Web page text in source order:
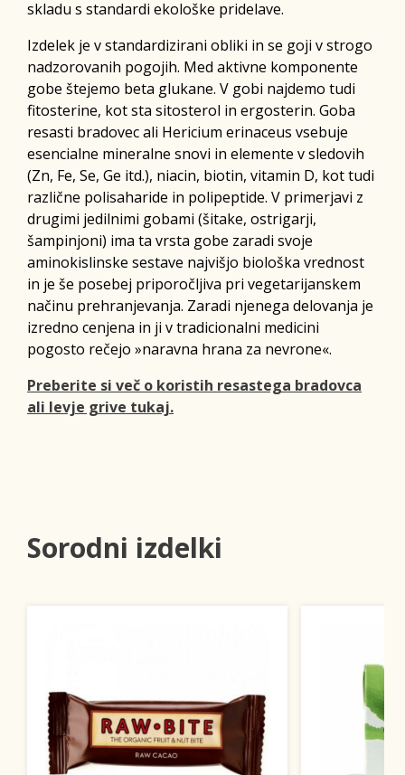
skladu s standardi ekološke pridelave.
Izdelek je v standardizirani obliki in se goji v strogo
nadzorovanih pogojih. Med aktivne komponente
gobe štejemo beta glukane. V gobi najdemo tudi
fitosterine, kot sta sitosterol in ergosterin. Goba
resasti bradovec ali Hericium erinaceus vsebuje
esencialne mineralne snovi in elemente v sledovih
(Zn, Fe, Se, Ge itd.), niacin, biotin, vitamin D, kot tudi
različne polisaharide in polipeptide. V primerjavi z
drugimi jedilnimi gobami (šitake, ostrigarji,
šampinjoni) ima ta vrsta gobe zaradi svoje
aminokislinske sestave najvišjo biološka vrednost
in je še posebej priporočljiva pri vegetarijanskem
načinu prehranjevanja. Zaradi njenega delovanja je
izredno cenjena in ji v tradicionalni medicini
pogosto rečejo »naravna hrana za nevrone«.
Preberite si več o koristih resastega bradovca
ali levje grive tukaj.
Sorodni izdelki